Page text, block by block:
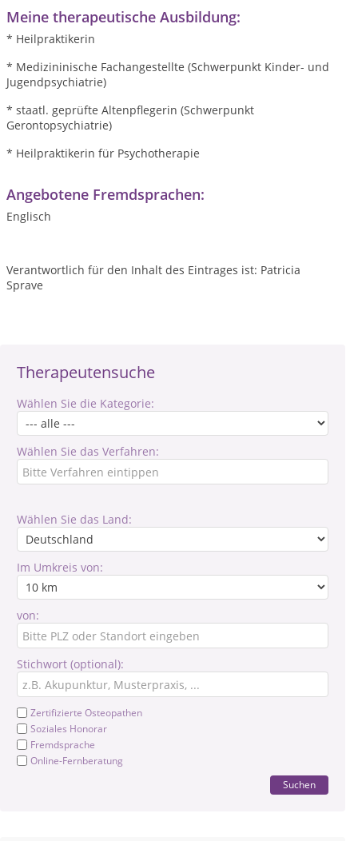
Therapeutensuche
Wählen Sie die Kategorie:
Wählen Sie das Verfahren:
Wählen Sie das Land:
Im Umkreis von:
von:
Stichwort (optional):
Zertifizierte Osteopathen
Soziales Honorar
Fremdsprache
Online-Fernberatung
Suchen
Meine therapeutische Ausbildung:
* Heilpraktikerin
* Medizininische Fachangestellte (Schwerpunkt Kinder- und
Jugendpsychiatrie)
* staatl. geprüfte Altenpflegerin (Schwerpunkt
Gerontopsychiatrie)
* Heilpraktikerin für Psychotherapie
Angebotene Fremdsprachen:
Englisch
Verantwortlich für den Inhalt des Eintrages ist: Patricia
Sprave